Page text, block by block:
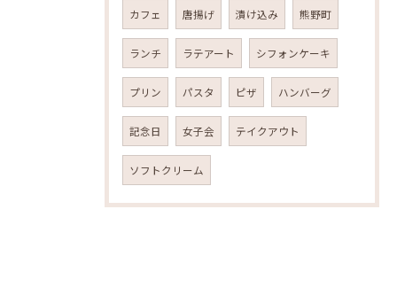
カフェ 唐揚げ 漬け込み 熊野町
ランチ ラテアート シフォンケーキ
プリン パスタ ピザ ハンバーグ
記念日 女子会 テイクアウト
ソフトクリーム